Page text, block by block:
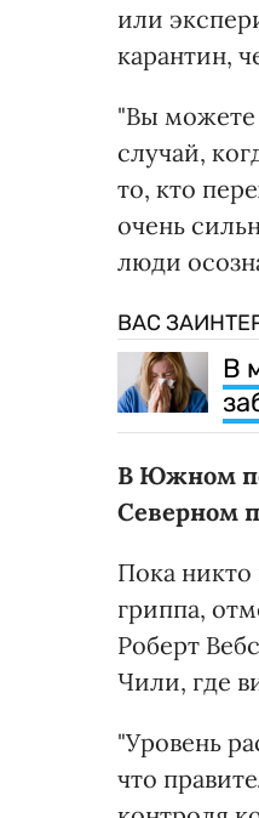
или
карантин,
"Вы можете
случай,
то, кто
очень
люди
ВАС
В
В Южном
Северном
Пока
гриппа,
Роберт
Чили, где
"Уровень
что